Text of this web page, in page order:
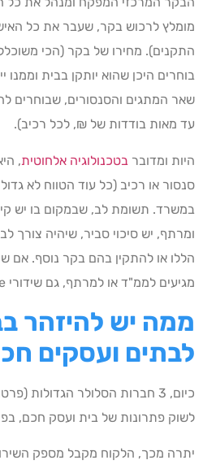
מומלץ לרכוש בקר, שעבר את כל
התקנים). מחירו של בקר (הכי
בוחרים היכן שהוא יותקן בבית וממנו
שאר המתגים והסנסורים, שבוחרים
עד מאות בודדות של ₪, לכל רכיב).
היות ומדובר בטכנולוגיה אלחוטית,
סנסור או רכיב (כל עוד הטווח לא
במשרד. תשומת לב, שבמקום בו יש
ומרתף, יש סיכוי סביר, שיהיה צורך
הללו או להתקין בהם בקר נוסף. אם
מגיעים לממ"ד או למרתף, גם שידורי Z-Wave לא יגיעו לשם.
ממה יש להיזהר
לבתים ועסקים
כיום, 3 חברות הסלולר הגדולות
לשוק פתרונות של בית ועסק חכם,
יתרה מכך, הלקוח מקבל מספק